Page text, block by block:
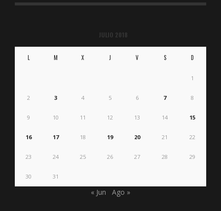
JULIO 2018
L M X J V S D
1
2 3 4 5 6 7 8
9 10 11 12 13 14 15
16 17 18 19 20 21 22
23 24 25 26 27 28 29
30 31
« Jun Ago »